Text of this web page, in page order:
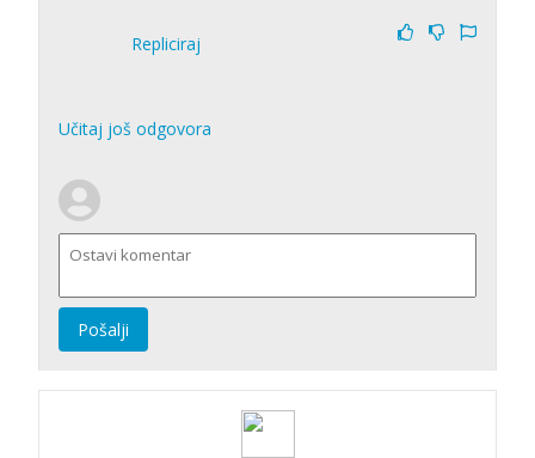
Repliciraj
Učitaj još odgovora
Pošalji